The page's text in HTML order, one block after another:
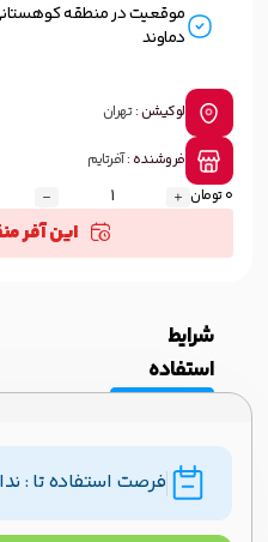
موقعیت در منطقه کوهستانی
دماوند
لوکیشن :تهران
فروشنده :آفرتایم
0 تومان
این آفر
شرایط
استفاده
فرصت استفاده تا :